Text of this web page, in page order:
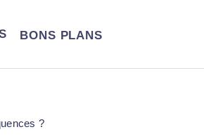
BONS PLANS
?